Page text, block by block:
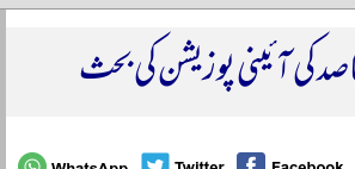
کی آئینی پوزیشن کی بحث